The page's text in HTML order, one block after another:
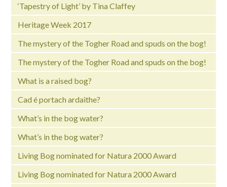
‘Tapestry of Light’ by Tina Claffey
Heritage Week 2017
The mystery of the Togher Road and spuds on the bog!
The mystery of the Togher Road and spuds on the bog!
What is a raised bog?
Cad é portach ardaithe?
What’s in the bog water?
What’s in the bog water?
Living Bog nominated for Natura 2000 Award
Living Bog nominated for Natura 2000 Award